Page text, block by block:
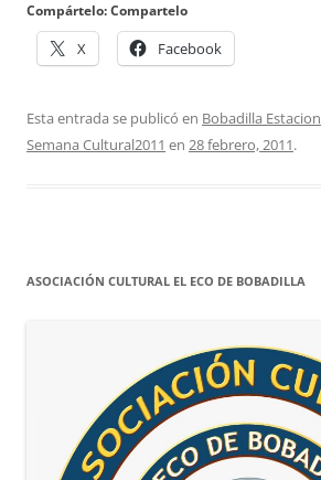
Compártelo: Compartelo
X Facebook
Esta entrada se publicó en Bobadilla Estacion
Semana Cultural2011 en 28 febrero, 2011.
ASOCIACIÓN CULTURAL EL ECO DE BOBADILLA